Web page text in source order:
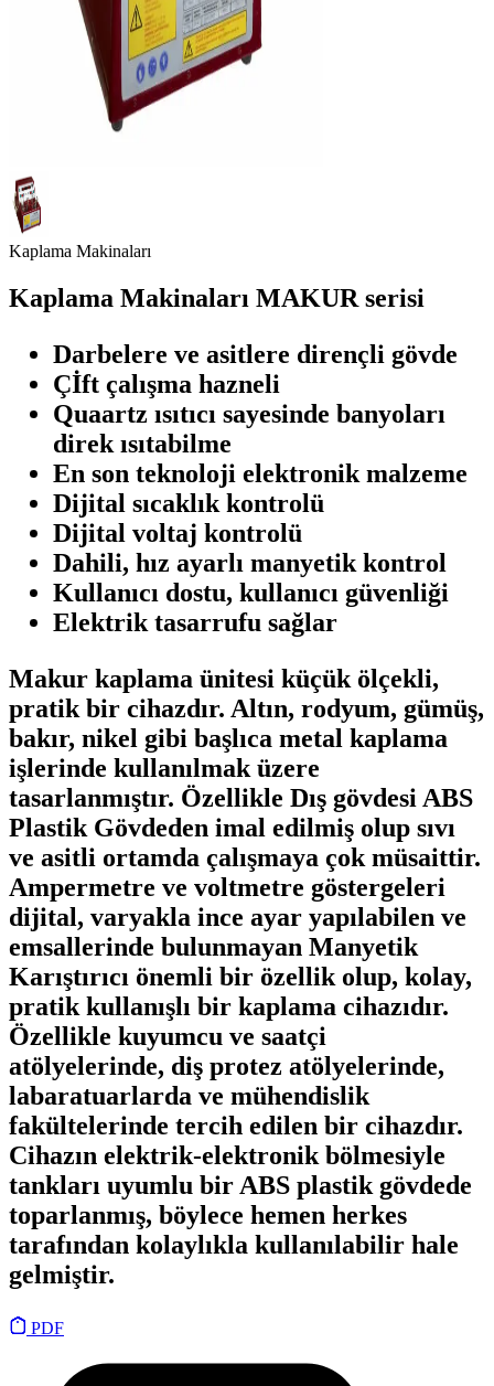
Kaplama Makinaları
Kaplama Makinaları MAKUR serisi
Darbelere ve asitlere dirençli gövde
Çİft çalışma hazneli
Quaartz ısıtıcı sayesinde banyoları
direk ısıtabilme
En son teknoloji elektronik malzeme
Dijital sıcaklık kontrolü
Dijital voltaj kontrolü
Dahili, hız ayarlı manyetik kontrol
Kullanıcı dostu, kullanıcı güvenliği
Elektrik tasarrufu sağlar
Makur kaplama ünitesi küçük ölçekli,
pratik bir cihazdır. Altın, rodyum, gümüş,
bakır, nikel gibi başlıca metal kaplama
işlerinde kullanılmak üzere
tasarlanmıştır. Özellikle Dış gövdesi ABS
Plastik Gövdeden imal edilmiş olup sıvı
ve asitli ortamda çalışmaya çok müsaittir.
Ampermetre ve voltmetre göstergeleri
dijital, varyakla ince ayar yapılabilen ve
emsallerinde bulunmayan Manyetik
Karıştırıcı önemli bir özellik olup, kolay,
pratik kullanışlı bir kaplama cihazıdır.
Özellikle kuyumcu ve saatçi
atölyelerinde, diş protez atölyelerinde,
labaratuarlarda ve mühendislik
fakültelerinde tercih edilen bir cihazdır.
Cihazın elektrik-elektronik bölmesiyle
tankları uyumlu bir ABS plastik gövdede
toparlanmış, böylece hemen herkes
tarafından kolaylıkla kullanılabilir hale
gelmiştir.
PDF